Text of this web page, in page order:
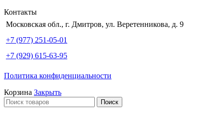
Контакты
Московская обл., г. Дмитров, ул. Веретенникова, д. 9
+7 (977) 251-05-01
+7 (929) 615-63-95
Политика конфиденциальности
Корзина Закрыть
Поиск